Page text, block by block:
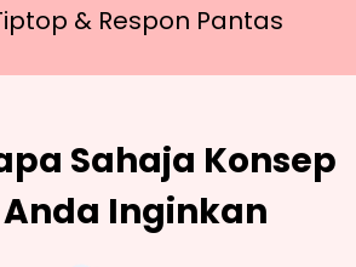
& Respon Pantas
Sahaja Konsep
Inginkan